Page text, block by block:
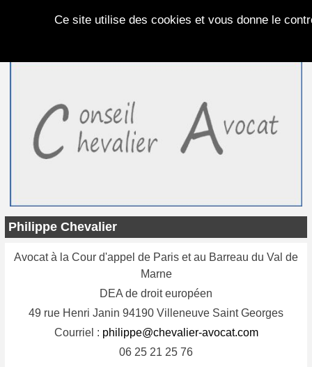
Philippe Chevalier
Avocat à la Cour d'appel de Paris et au Barreau du Val de
Marne
DEA de droit européen
49 rue Henri Janin 94190 Villeneuve Saint Georges
Courriel : philippe@chevalier-avocat.com
06 25 21 25 76
Ce site utilise des cookies et vous donne le